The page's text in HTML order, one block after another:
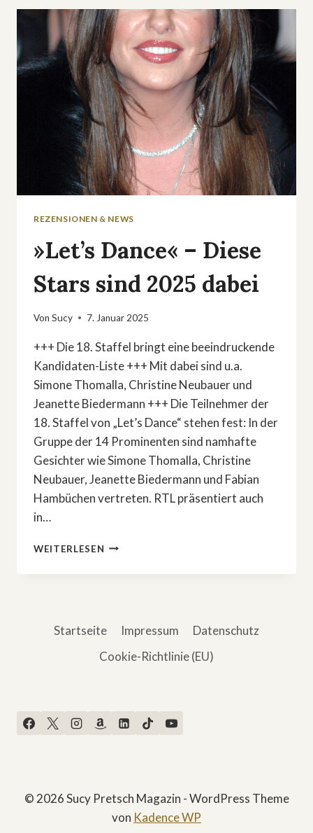
STAFFEL HAT
BEGONNEN
REZENSIONEN & NEWS
»Let’s Dance« – Diese
Stars sind 2025 dabei
Von Sucy 7. Januar 2025
+++ Die 18. Staffel bringt eine beeindruckende
Kandidaten-Liste +++ Mit dabei sind u.a.
Simone Thomalla, Christine Neubauer und
Jeanette Biedermann +++ Die Teilnehmer der
18. Staffel von „Let’s Dance“ stehen fest: In der
Gruppe der 14 Prominenten sind namhafte
Gesichter wie Simone Thomalla, Christine
Neubauer, Jeanette Biedermann und Fabian
Hambüchen vertreten. RTL präsentiert auch
in…
WEITERLESEN »LET’S
–
2025
Startseite Impressum
Datenschutz
Cookie-Richtlinie (EU)
© 2026 Sucy Pretsch Magazin - WordPress Theme
von Kadence WP